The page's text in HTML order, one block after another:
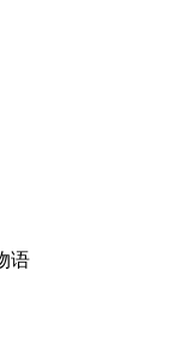
语